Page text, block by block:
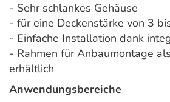
- Sehr schlankes Gehäuse
- für eine Deckenstärke von 3
- Einfache Installation dank
- Rahmen für Anbaumontage
erhältlich
Anwendungsbereiche